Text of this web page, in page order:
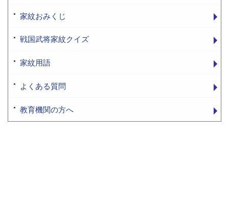
家紋おみくじ
戦国武将家紋クイズ
家紋用語
よくある質問
教育機関の方へ